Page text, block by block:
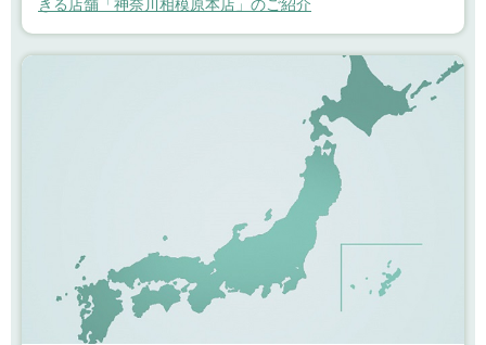
きる店舗「神奈川相模原本店」のご紹介